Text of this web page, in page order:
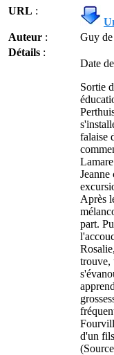
URL :
Auteur :
Guy de
Détails :
Date
Sortie
falaise
Après
part.
trouve,
d'un